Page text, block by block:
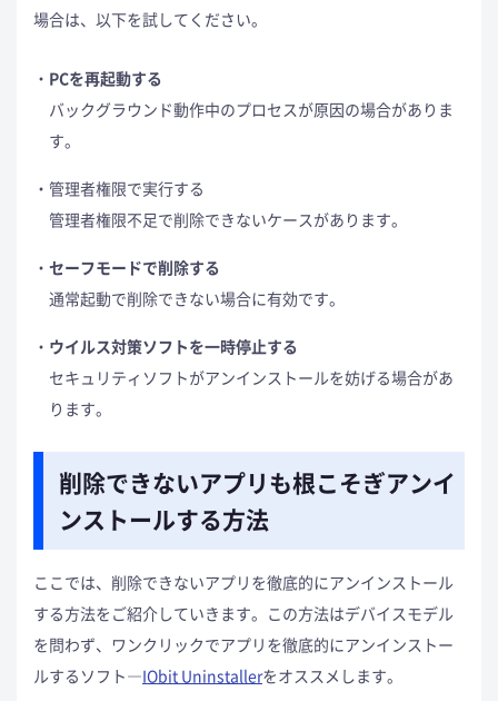
場合は、以下を試してください。
PCを再起動する
バックグラウンド動作中のプロセスが原因の場合がありま
す。
管理者権限で実行する
管理者権限不足で削除できないケースがあります。
セーフモードで削除する
通常起動で削除できない場合に有効です。
ウイルス対策ソフトを一時停止する
セキュリティソフトがアンインストールを妨げる場合があ
ります。
削除できないアプリも根こそぎアンイ
ンストールする方法
ここでは、削除できないアプリを徹底的にアンインストール
する方法をご紹介していきます。この方法はデバイスモデル
を問わず、ワンクリックでアプリを徹底的にアンインストー
ルするソフト―IObit Uninstallerをオススメします。